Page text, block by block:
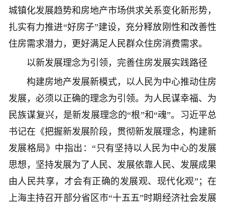
城镇化发展趋势和房地产市场供求关系变化新形势，
扎实有力推进“好房子”建设，充分释放刚性和改善性
住房需求潜力，更好满足人民群众住房消费需求。
以新发展理念为引领，完善住房发展实践路径
构建房地产发展新模式，以人民为中心推动住房
发展，必须以正确的理念为引领。为人民谋幸福、为
民族谋复兴，是新发展理念的“根”和“魂”。习近平总
书记在《把握新发展阶段，贯彻新发展理念，构建新
发展格局》中指出：“只有坚持以人民为中心的发展
思想，坚持发展为了人民、发展依靠人民、发展成果
由人民共享，才会有正确的发展观、现代化观”；在
上海主持召开部分省区市“十五五”时期经济社会发展